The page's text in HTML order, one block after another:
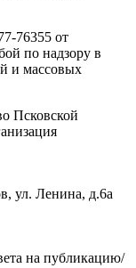
76355 от
по надзору в
и массовых
Псковской
ул. Ленина, д.6а
на публикацию/